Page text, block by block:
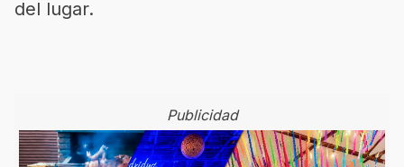
del lugar.
Publicidad